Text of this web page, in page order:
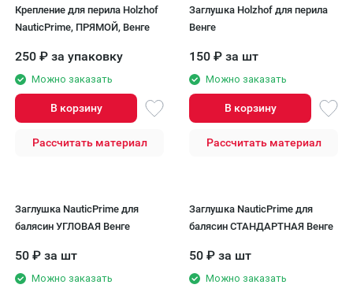
Крепление для перила Holzhof
NauticPrime, ПРЯМОЙ, Венге
250 ₽ за упаковку
Можно заказать
В корзину
Рассчитать материал
Заглушка Holzhof для перила
Венге
150 ₽ за шт
Можно заказать
В корзину
Рассчитать материал
Заглушка NauticPrime для
балясин УГЛОВАЯ Венге
50 ₽ за шт
Можно заказать
Заглушка NauticPrime для
балясин СТАНДАРТНАЯ Венге
50 ₽ за шт
Можно заказать